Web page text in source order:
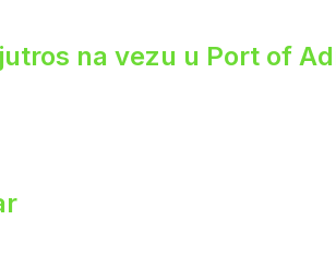
na vezu u Port of